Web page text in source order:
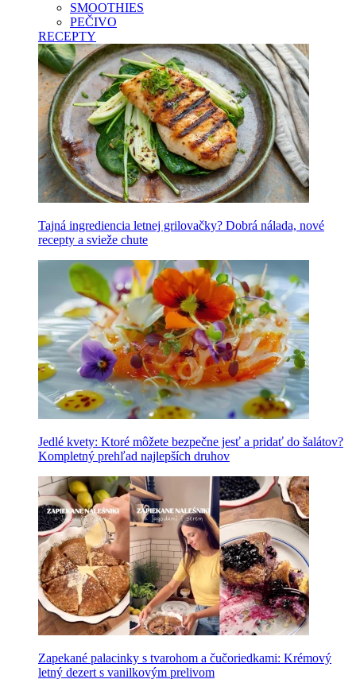
SMOOTHIES
PEČIVO
RECEPTY
Tajná ingrediencia letnej grilovačky? Dobrá nálada, nové
recepty a svieže chute
Jedlé kvety: Ktoré môžete bezpečne jesť a pridať do šalátov?
Kompletný prehľad najlepších druhov
Zapekané palacinky s tvarohom a čučoriedkami: Krémový
letný dezert s vanilkovým prelivom